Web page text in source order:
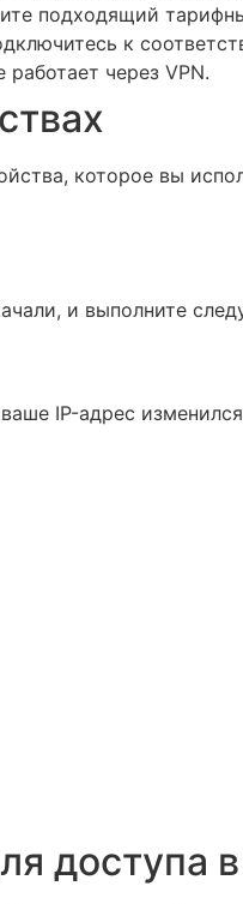
подходящий
к
через VPN.
которое вы
и выполните
IP-адрес
доступа